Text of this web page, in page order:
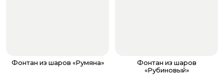
Фонтан из шаров «Румяна»
Фонтан из шаров
«Рубиновый»